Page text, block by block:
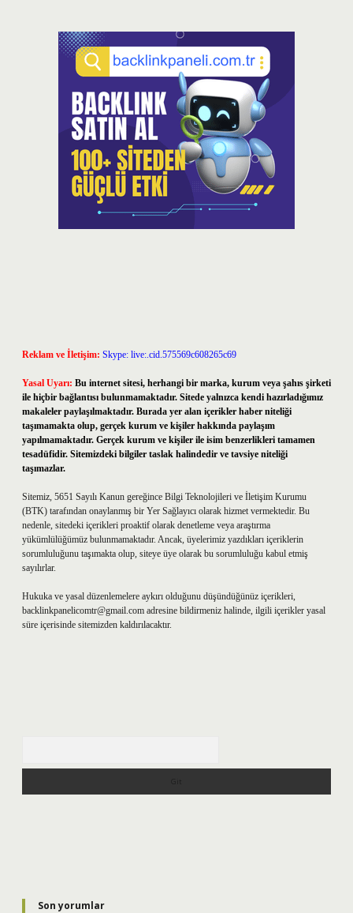
Reklam ve İletişim: Skype: live:.cid.575569c608265c69
Yasal Uyarı: Bu internet sitesi, herhangi bir marka, kurum veya şahıs şirketi
ile hiçbir bağlantısı bulunmamaktadır. Sitede yalnızca kendi hazırladığımız
makaleler paylaşılmaktadır. Burada yer alan içerikler haber niteliği
taşımamakta olup, gerçek kurum ve kişiler hakkında paylaşım
yapılmamaktadır. Gerçek kurum ve kişiler ile isim benzerlikleri tamamen
tesadüfidir. Sitemizdeki bilgiler taslak halindedir ve tavsiye niteliği
taşımazlar.
Sitemiz, 5651 Sayılı Kanun gereğince Bilgi Teknolojileri ve İletişim Kurumu
(BTK) tarafından onaylanmış bir Yer Sağlayıcı olarak hizmet vermektedir. Bu
nedenle, sitedeki içerikleri proaktif olarak denetleme veya araştırma
yükümlülüğümüz bulunmamaktadır. Ancak, üyelerimiz yazdıkları içeriklerin
sorumluluğunu taşımakta olup, siteye üye olarak bu sorumluluğu kabul etmiş
sayılırlar.
Hukuka ve yasal düzenlemelere aykırı olduğunu düşündüğünüz içerikleri,
backlinkpanelicomtr@gmail.com adresine bildirmeniz halinde, ilgili içerikler yasal
süre içerisinde sitemizden kaldırılacaktır.
Son yorumlar